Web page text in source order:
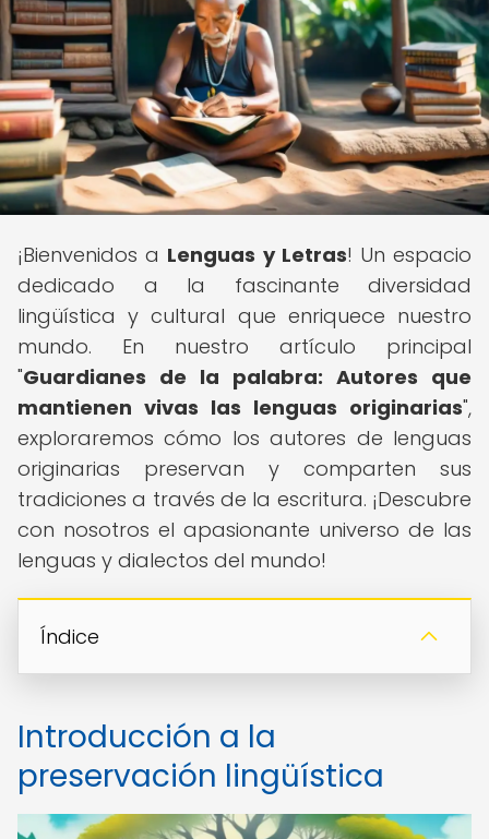
¡Bienvenidos a Lenguas y Letras! Un espacio
dedicado a la fascinante diversidad
lingüística y cultural que enriquece nuestro
mundo. En nuestro artículo principal
"Guardianes de la palabra: Autores que
mantienen vivas las lenguas originarias",
exploraremos cómo los autores de lenguas
originarias preservan y comparten sus
tradiciones a través de la escritura. ¡Descubre
con nosotros el apasionante universo de las
lenguas y dialectos del mundo!
Índice
Introducción a la
preservación lingüística